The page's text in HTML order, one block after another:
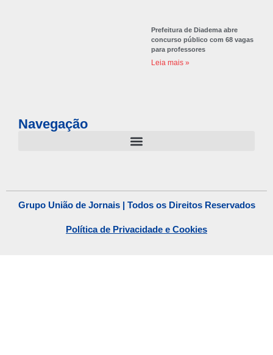
Prefeitura de Diadema abre
concurso público com 68 vagas
para professores
Leia mais »
Navegação
Grupo União de Jornais | Todos os Direitos Reservados
Política de Privacidade e Cookies